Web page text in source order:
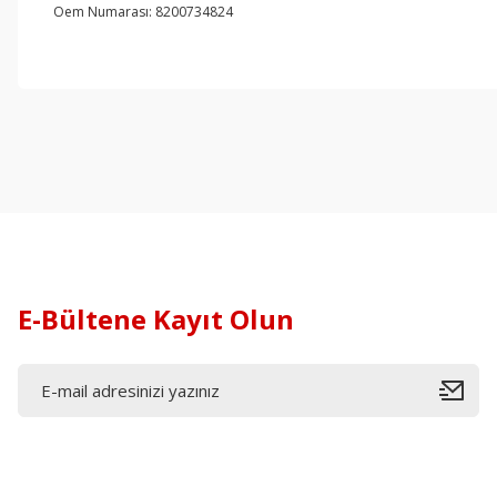
Oem Numarası: 8200734824
E-Bültene Kayıt Olun